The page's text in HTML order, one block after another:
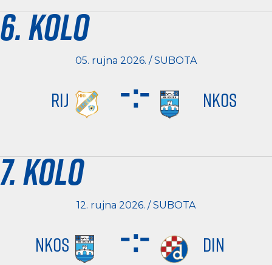
6. kolo
05. rujna 2026. / SUBOTA
RIJ -:- NKOS
7. kolo
12. rujna 2026. / SUBOTA
NKOS -:- DIN